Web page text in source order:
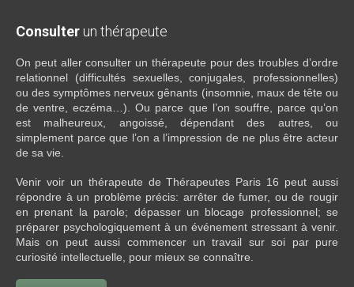
Consulter un thérapeute
On peut aller consulter un thérapeute pour des troubles d’ordre
relationnel (difficultés sexuelles, conjugales, professionnelles)
ou des symptômes nerveux gênants (insomnie, maux de tête ou
de ventre, eczéma…). Ou parce que l’on souffre, parce qu’on
est malheureux, angoissé, dépendant des autres, ou
simplement parce que l’on a l’impression de ne plus être acteur
de sa vie.
Venir voir un thérapeute de Thérapeutes Paris 16 peut aussi
répondre à un problème précis: arrêter de fumer, ou de rougir
en prenant la parole; dépasser un blocage professionnel; se
préparer psychologiquement à un événement stressant à venir.
Mais on peut aussi commencer un travail sur soi par pure
curiosité intellectuelle, pour mieux se connaître.